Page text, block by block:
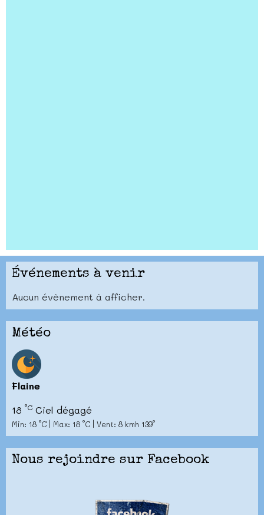
Événements à venir
Aucun évènement à afficher.
Météo
Flaine
18 °C Ciel dégagé
Min: 18 °C | Max: 18 °C | Vent: 8 kmh 139°
Nous rejoindre sur Facebook